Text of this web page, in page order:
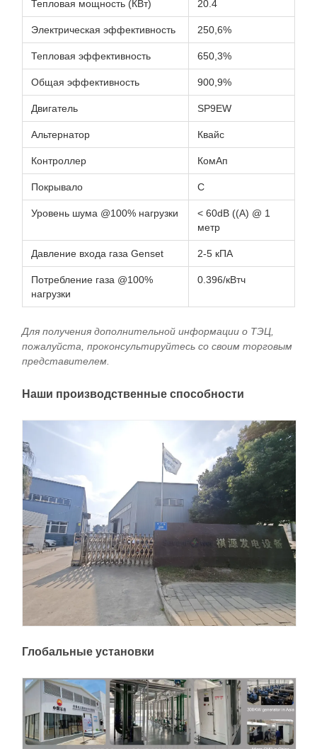
Тепловая мощность (КВт) 20.4
Электрическая эффективность 250,6%
Тепловая эффективность 650,3%
Общая эффективность 900,9%
Двигатель SP9EW
Альтернатор Квайс
Контроллер КомАп
Покрывало С
Уровень шума @100% нагрузки
< 60dB ((A) @ 1
метр
Давление входа газа Genset 2-5 кПА
Потребление газа @100%
нагрузки
0.396/кВтч
Для получения дополнительной информации о ТЭЦ,
пожалуйста, проконсультируйтесь со своим торговым
представителем.
Наши производственные способности
Глобальные установки